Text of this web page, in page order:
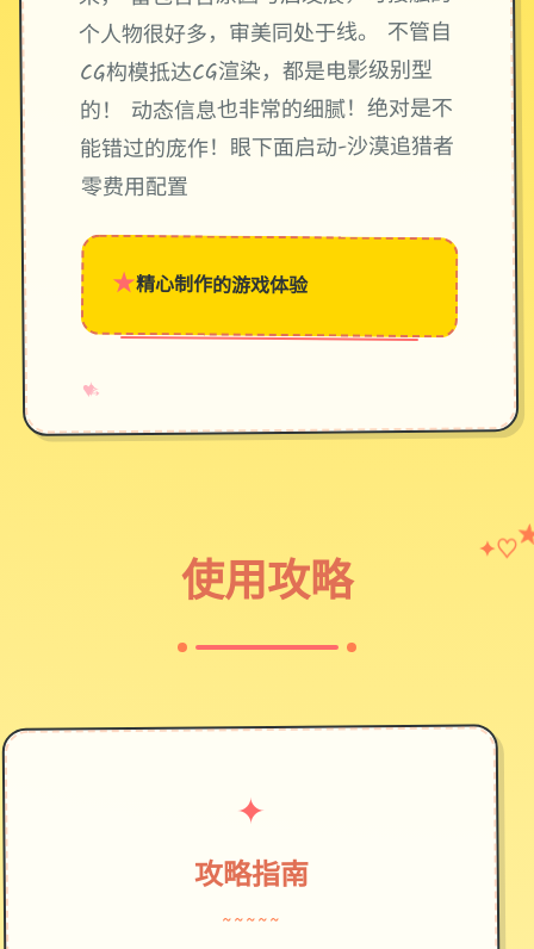
个人物很好多，审美同处于线。 不管自
CG构模抵达CG渲染，都是电影级别型
的！ 动态信息也非常的细腻！绝对是不
能错过的庞作！眼下面启动-沙漠追猎者
零费用配置
★精心制作的游戏体验
♥
✧
→
使用攻略
✦♡
✦
攻略指南
~~~~~